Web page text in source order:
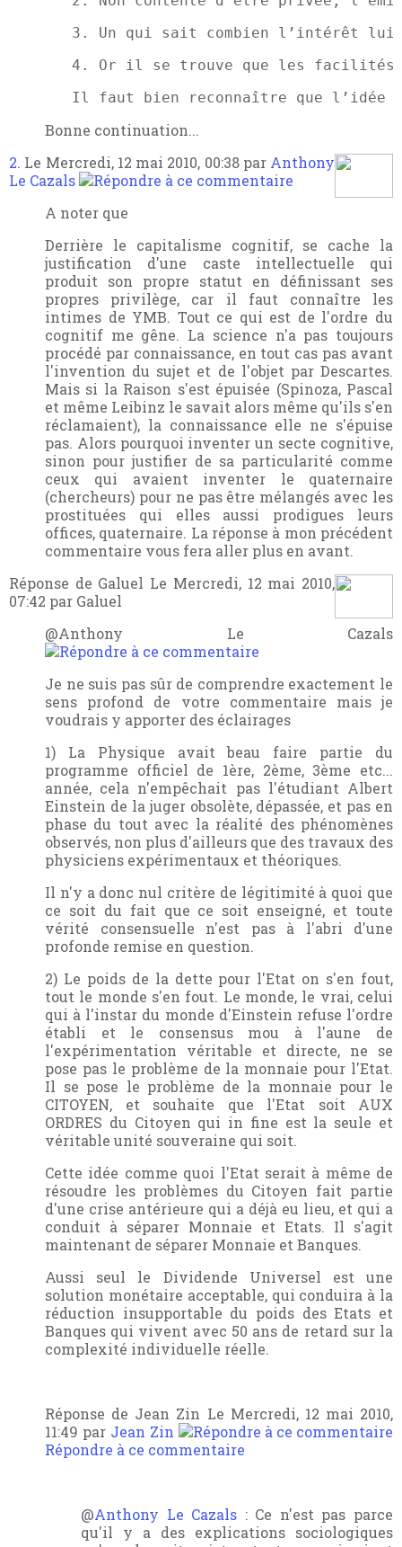
Bonne continuation...
2. Le Mercredi, 12 mai 2010, 00:38 par Anthony
Le Cazals
A noter que
Derrière le capitalisme cognitif, se cache la
justification d'une caste intellectuelle qui
produit son propre statut en définissant ses
propres privilège, car il faut connaître les
intimes de YMB. Tout ce qui est de l'ordre du
cognitif me gêne. La science n'a pas toujours
procédé par connaissance, en tout cas pas avant
l'invention du sujet et de l'objet par Descartes.
Mais si la Raison s'est épuisée (Spinoza, Pascal
et même Leibinz le savait alors même qu'ils s'en
réclamaient), la connaissance elle ne s'épuise
pas. Alors pourquoi inventer un secte cognitive,
sinon pour justifier de sa particularité comme
ceux qui avaient inventer le quaternaire
(chercheurs) pour ne pas être mélangés avec les
prostituées qui elles aussi prodigues leurs
offices, quaternaire. La réponse à mon précédent
commentaire vous fera aller plus en avant.
Réponse de Galuel Le Mercredi, 12 mai 2010,
07:42 par Galuel
@Anthony Le Cazals
Je ne suis pas sûr de comprendre exactement le
sens profond de votre commentaire mais je
voudrais y apporter des éclairages
1) La Physique avait beau faire partie du
programme officiel de 1ère, 2ème, 3ème etc...
année, cela n'empêchait pas l'étudiant Albert
Einstein de la juger obsolète, dépassée, et pas en
phase du tout avec la réalité des phénomènes
observés, non plus d'ailleurs que des travaux des
physiciens expérimentaux et théoriques.
Il n'y a donc nul critère de légitimité à quoi que
ce soit du fait que ce soit enseigné, et toute
vérité consensuelle n'est pas à l'abri d'une
profonde remise en question.
2) Le poids de la dette pour l'Etat on s'en fout,
tout le monde s'en fout. Le monde, le vrai, celui
qui à l'instar du monde d'Einstein refuse l'ordre
établi et le consensus mou à l'aune de
l'expérimentation véritable et directe, ne se
pose pas le problème de la monnaie pour l'Etat.
Il se pose le problème de la monnaie pour le
CITOYEN, et souhaite que l'Etat soit AUX
ORDRES du Citoyen qui in fine est la seule et
véritable unité souveraine qui soit.
Cette idée comme quoi l'Etat serait à même de
résoudre les problèmes du Citoyen fait partie
d'une crise antérieure qui a déjà eu lieu, et qui a
conduit à séparer Monnaie et Etats. Il s'agit
maintenant de séparer Monnaie et Banques.
Aussi seul le Dividende Universel est une
solution monétaire acceptable, qui conduira à la
réduction insupportable du poids des Etats et
Banques qui vivent avec 50 ans de retard sur la
complexité individuelle réelle.
Réponse de Jean Zin Le Mercredi, 12 mai 2010,
11:49 par Jean Zin
Répondre à ce commentaire
@Anthony Le Cazals : Ce n'est pas parce
qu'il y a des explications sociologiques